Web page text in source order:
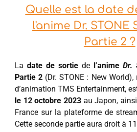
Quelle est la date
l'anime Dr. STONE
Partie 2 ?
La date de sortie de l’anime Dr.
Partie 2 (Dr. STONE : New
d’animation TMS Entertainment,
le 12 octobre 2023 au Japon,
France sur la plateforme de
Cette seconde partie aura droit à